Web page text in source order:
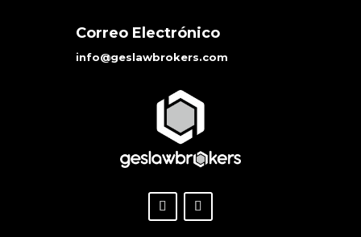
Correo Electrónico
info@geslawbrokers.com